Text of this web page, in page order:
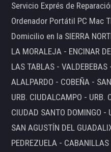
Servicio Exprés de
Ordenador Portátil PC Mac
Domicilio en la SIERRA
LA MORALEJA - ENCINAR
LAS TABLAS -
ALALPARDO - COBEÑA -
URB. CIUDALCAMPO - URB.
CIUDAD SANTO DOMINGO -
SAN AGUSTÍN DEL
PEDREZUELA -